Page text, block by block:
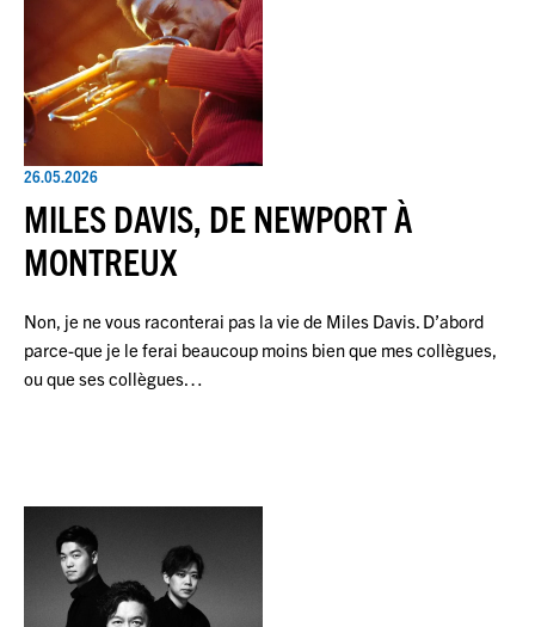
26.05.2026
MILES DAVIS, DE NEWPORT À
MONTREUX
Non, je ne vous raconterai pas la vie de Miles Davis. D’abord
parce-que je le ferai beaucoup moins bien que mes collègues,
ou que ses collègues…